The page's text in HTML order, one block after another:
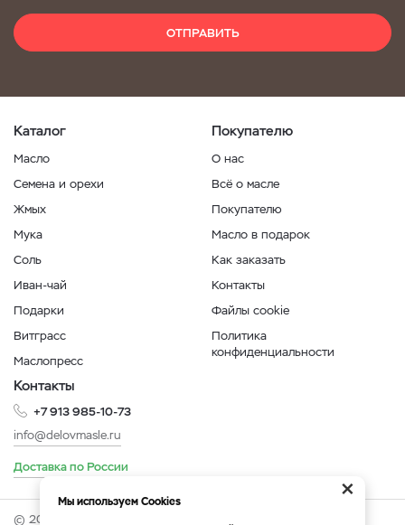
ОТПРАВИТЬ
Каталог
Масло
Семена и орехи
Жмых
Мука
Соль
Иван-чай
Подарки
Витграсс
Маслопресс
Покупателю
О нас
Всё о масле
Покупателю
Масло в подарок
Как заказать
Контакты
Файлы cookie
Политика
конфиденциальности
Контакты
+7 913 985-10-73
info@delovmasle.ru
Доставка по России
© 2026 Интернет-магазин "Дело в масле".
×
Мы используем Cookies